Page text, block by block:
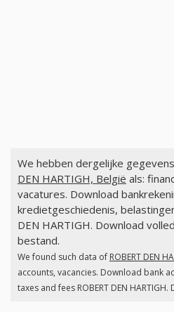
We hebben dergelijke
DEN HARTIGH, België als:
vacatures. Download
kredietgeschiedenis,
DEN HARTIGH. Download
bestand.
We found such data of ROBERT DEN
accounts, vacancies. Download bank
taxes and fees ROBERT DEN